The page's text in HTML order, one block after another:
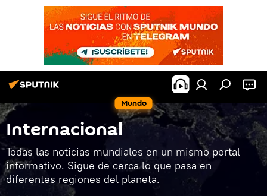
Mundo
Internacional
Todas las noticias mundiales en un mismo portal
informativo. Sigue de cerca lo que pasa en
diferentes regiones del planeta.